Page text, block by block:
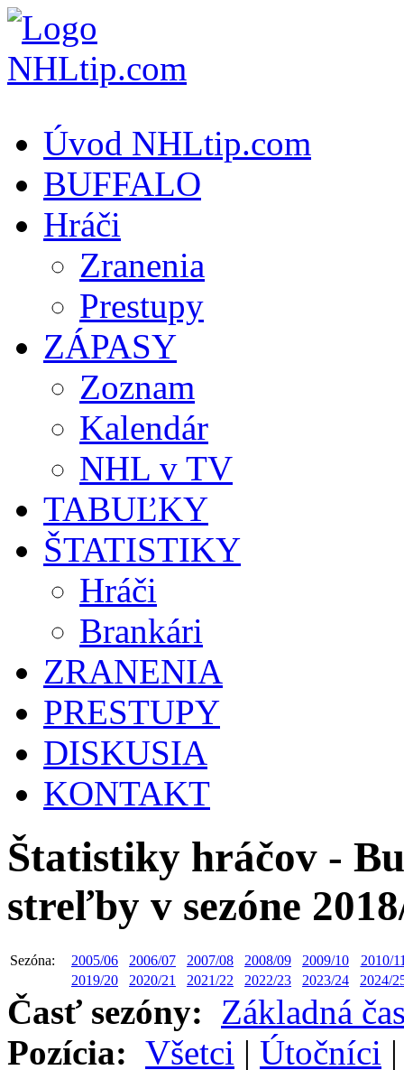
Úvod NHLtip.com
BUFFALO
Hráči
Zranenia
Prestupy
ZÁPASY
Zoznam
Kalendár
NHL v TV
TABUĽKY
ŠTATISTIKY
Hráči
Brankári
ZRANENIA
PRESTUPY
DISKUSIA
KONTAKT
Štatistiky hráčov -
streľby v sezóne
Sezóna: 2005/06 2006/07 2007/08 2008/09 2009/10
2010/
2019/20
2020/21 2021/22 2022/23 2023/24 2024/
Časť sezóny: Základná
Pozícia: Všetci | Útočníci